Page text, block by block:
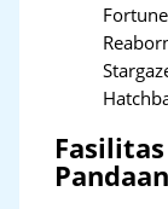
Pandaan